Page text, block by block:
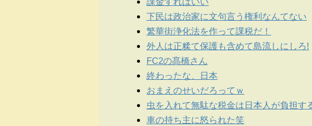
下民は政治家に文句言う権利なんてない
繁華街浄化法を作って課税だ！
外人は正糅て保護も含めて島流しにしろ!
FC2の髙橋さん
終わったな、日本
おまえのせいだろってｗ
虫を入れて無駄な税金は日本人が負担す
車の持ち主に怒られた笑